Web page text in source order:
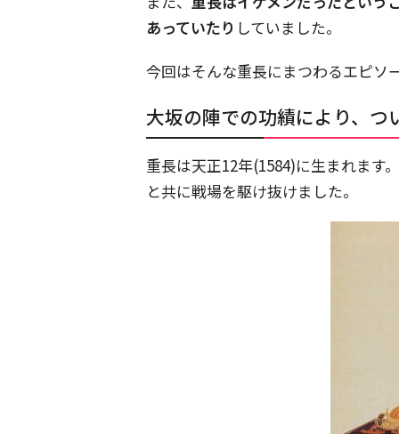
あっていたり していました。
今回はそんな重長にまつわるエピソ
大坂の陣での功績により、
重長は天正12年(1584)に生まれます
と共に戦場を駆け抜けました。